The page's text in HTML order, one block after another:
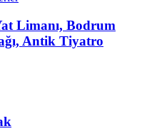
Limanı, Bodrum
Antik Tiyatro